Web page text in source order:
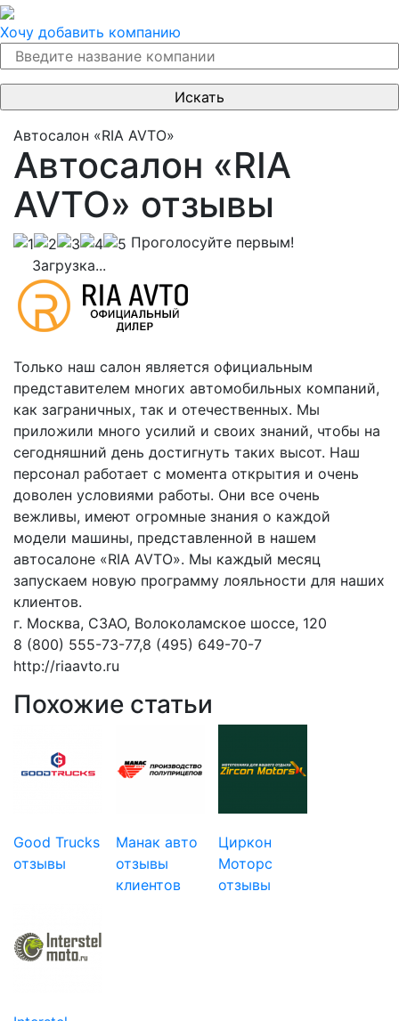
Хочу добавить компанию
Автосалон «RIA AVTO»
Автосалон «RIA
AVTO» отзывы
Проголосуйте первым!
Загрузка...
Только наш салон является официальным
представителем многих автомобильных компаний,
как заграничных, так и отечественных. Мы
приложили много усилий и своих знаний, чтобы на
сегодняшний день достигнуть таких высот. Наш
персонал работает с момента открытия и очень
доволен условиями работы. Они все очень
вежливы, имеют огромные знания о каждой
модели машины, представленной в нашем
автосалоне «RIA AVTO». Мы каждый месяц
запускаем новую программу лояльности для наших
клиентов.
г. Москва, СЗАО, Волоколамское шоссе, 120
8 (800) 555-73-77,8 (495) 649-70-7
http://riaavto.ru
Похожие статьи
Good Trucks
отзывы
Манак авто
отзывы
клиентов
Циркон
Моторс
отзывы